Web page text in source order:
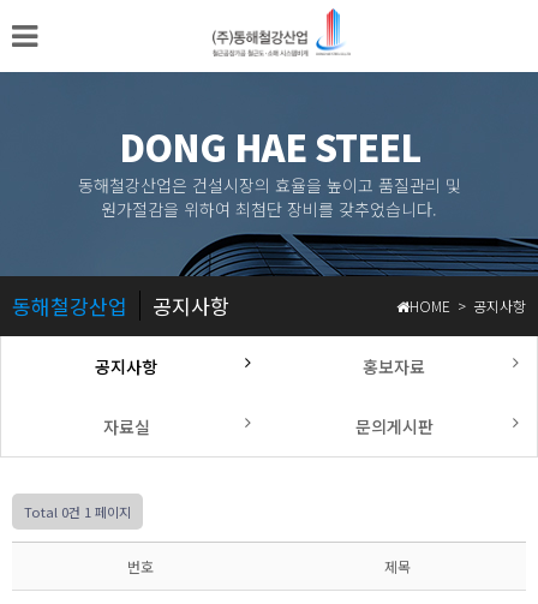
DONG HAE STEEL
동해철강산업은 건설시장의 효율을 높이고 품질관리 및
원가절감을 위하여 최첨단 장비를 갖추었습니다.
동해철강산업 공지사항 HOME > 공지사항
공지사항 홍보자료
자료실 문의게시판
Total 0건 1 페이지
번호 제목